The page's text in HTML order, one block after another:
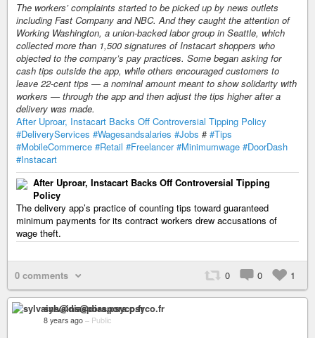
The workers’ complaints started to be picked up by news outlets
including Fast Company and NBC. And they caught the attention of
Working Washington, a union-backed labor group in Seattle, which
collected more than 1,500 signatures of Instacart shoppers who
objected to the company’s pay practices. Some began asking for
cash tips outside the app, while others encouraged customers to
leave 22-cent tips — a nominal amount meant to show solidarity with
workers — through the app and then adjust the tips higher after a
delivery was made.
After Uproar, Instacart Backs Off Controversial Tipping Policy
#DeliveryServices #Wagesandsalaries #Jobs # #Tips
#MobileCommerce #Retail #Freelancer #Minimumwage #DoorDash
#Instacart
After Uproar, Instacart Backs Off Controversial Tipping
Policy
The delivery app’s practice of counting tips toward guaranteed
minimum payments for its contract workers drew accusations of
wage theft.
0 comments 0 0 1
sylvains@diaspora.psyco.fr
8 years ago – Public